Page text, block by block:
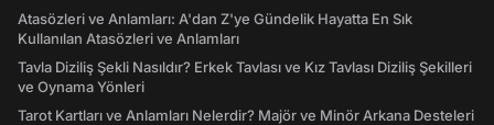
Atasözleri ve Anlamları: A'dan Z'ye Gündelik Hayatta En Sık
Kullanılan Atasözleri ve Anlamları
Tavla Diziliş Şekli Nasıldır? Erkek Tavlası ve Kız Tavlası Diziliş Şekilleri
ve Oynama Yönleri
Tarot Kartları ve Anlamları Nelerdir? Majör ve Minör Arkana Desteleri